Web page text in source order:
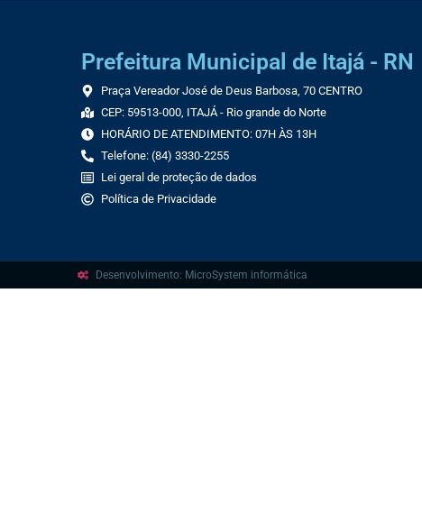
Prefeitura Municipal de Itajá - RN
Praça Vereador José de Deus Barbosa, 70 CENTRO
CEP: 59513-000, ITAJÁ - Rio grande do Norte
HORÁRIO DE ATENDIMENTO: 07H ÀS 13H
Telefone: (84) 3330-2255
Lei geral de proteção de dados
Política de Privacidade
Desenvolvimento: MicroSystem informática